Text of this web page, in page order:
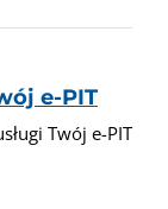
e-PIT
Twój e-PIT